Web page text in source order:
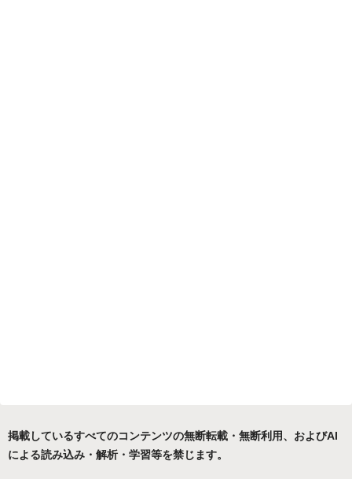
掲載しているすべてのコンテンツの無断転載・無断利用、およびAI
による読み込み・解析・学習等を禁じます。